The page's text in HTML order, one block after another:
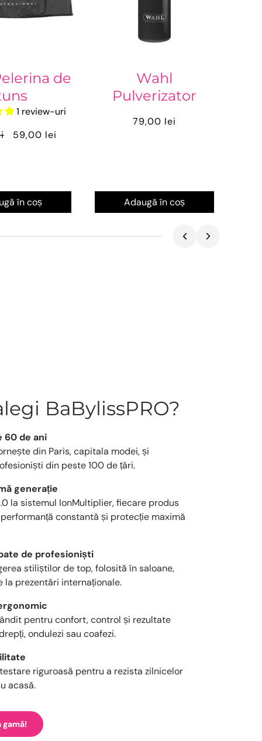
de
1 review-uri
59,00 lei
în coș
Wahl
Pulverizator
79,00 lei
Adaugă în coș
BaBylissPRO?
60 de ani
din Paris, capitala modei, și
din peste 100 de țări.
generație
la sistemul IonMultiplier, fiecare produs
constantă și protecție maximă
de profesioniști
stiliștilor de top, folosită în saloane,
la prezentări internaționale.
pentru confort, control și rezultate
ondulezi sau coafezi.
riguroasă pentru a rezista zilnicelor
acasă.
gamă!